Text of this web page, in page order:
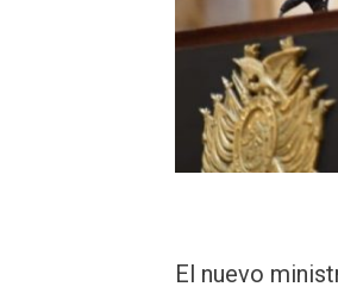
El nuevo